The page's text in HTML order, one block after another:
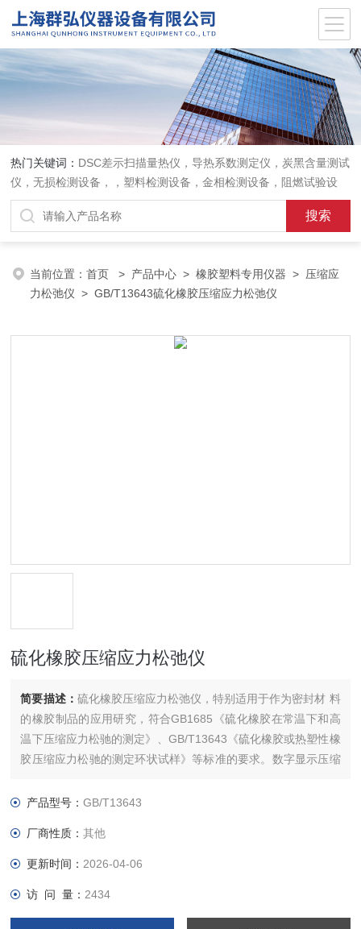
热门关键词： DSC差示扫描量热仪，导热系数测定仪，炭黑含量测试
仪，无损检测设备，，塑料检测设备，金相检测设备，阻燃试验设
备，耐环境老化设备，金属检测设备，量具量仪
当前位置：首页 > 产品中心 >橡胶塑料专用仪器 > 压缩应
力松弛仪 > GB/T13643硫化橡胶压缩应力松弛仪
硫化橡胶压缩应力松弛仪
简要描述： 硫化橡胶压缩应力松弛仪，特别适用于作为密封材 料
的橡胶制品的应用研究，符合GB1685《硫化橡胶在常温下和高
温下压缩应力松驰的测定》、GB/T13643《硫化橡胶或热塑性橡
胶压缩应力松驰的测定环状试样》等标准的要求。数字显示压缩
产品型号：GB/T13643
厂商性质：其他
更新时间： 2026-04-06
访 问 量： 2434